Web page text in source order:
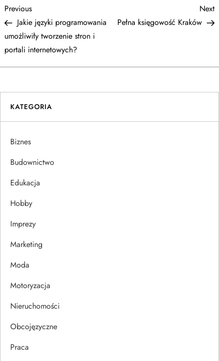
N
a
w
g
a
c
a
w
p
s
u
Previous
Post
Previous
Jakie języki programowania
umożliwiły tworzenie stron i
portali internetowych?
Next
Pełna księgowość Kraków
KATEGORIA
Biznes
Budownictwo
Edukacja
Hobby
Imprezy
Marketing
Moda
Motoryzacja
Nieruchomości
Obcojęzyczne
Praca